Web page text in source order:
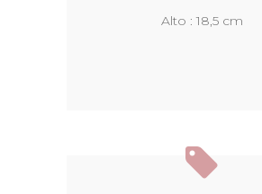
Alto : 18,5 cm